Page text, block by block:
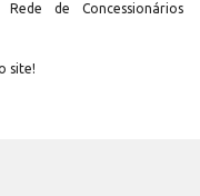
de Concessionários
site!